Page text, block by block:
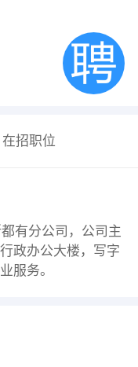
在招职位
有分公司，公司主
政办公大楼，写字
服务。